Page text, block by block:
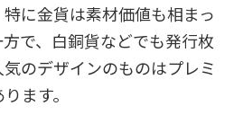
に金貨は素材価値も相まっ
で、白銅貨などでも発行枚
のデザインのものはプレミ
ます。